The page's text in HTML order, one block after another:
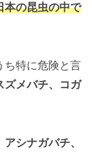
本の昆虫の中で
ち特に危険と言
ズメバチ、コガ
アシナガバチ、